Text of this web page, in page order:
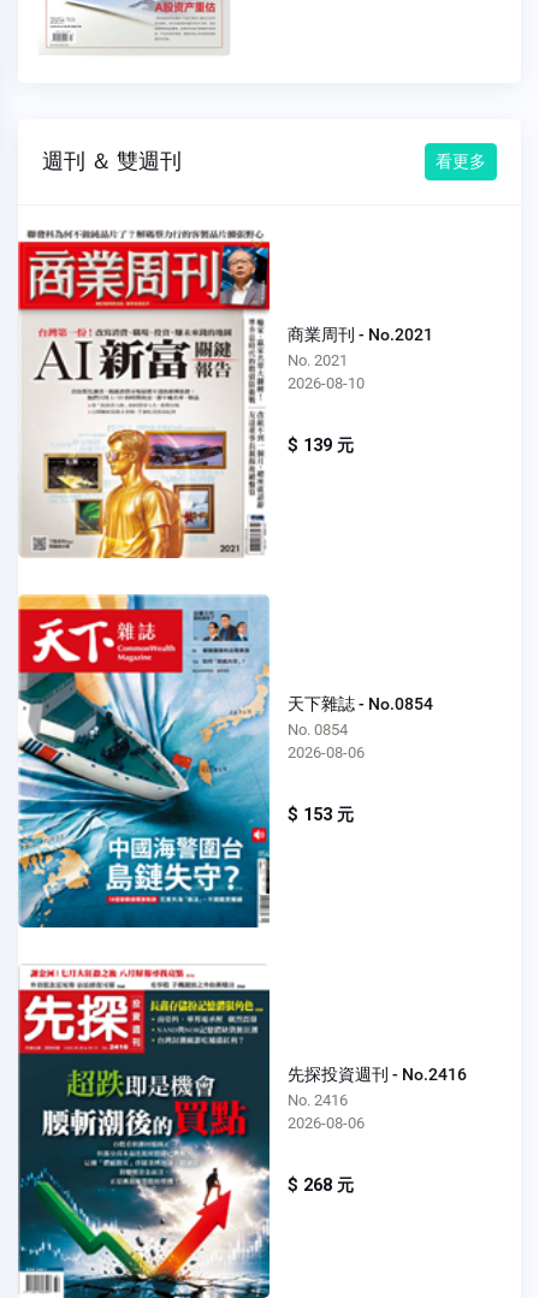
週刊 ＆ 雙週刊 看更多
商業周刊 - No.2021
No. 2021
2026-08-10
$ 139 元
天下雜誌 - No.0854
No. 0854
2026-08-06
$ 153 元
先探投資週刊 - No.2416
No. 2416
2026-08-06
$ 268 元